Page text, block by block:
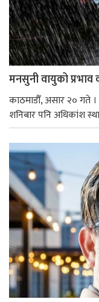
मनसुनी वायुको प्रभाव
काठमाडौँ, असार २० गते
शनिबार पनि अधिकांश